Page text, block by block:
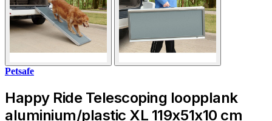
Petsafe
Happy Ride Telescoping loopplank
aluminium/plastic XL 119x51x10 cm